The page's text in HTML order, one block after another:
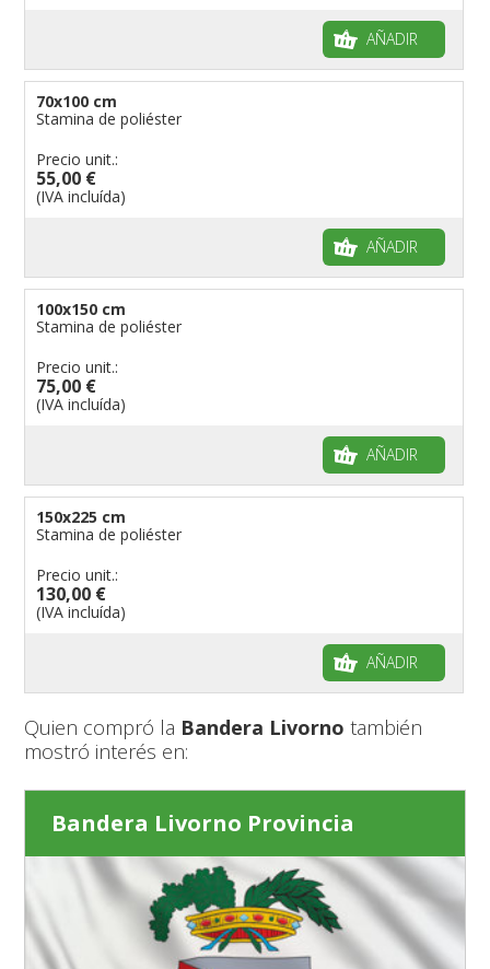
AÑADIR
70x100 cm
Stamina de poliéster
Precio unit.:
55,00 €
(IVA incluída)
AÑADIR
100x150 cm
Stamina de poliéster
Precio unit.:
75,00 €
(IVA incluída)
AÑADIR
150x225 cm
Stamina de poliéster
Precio unit.:
130,00 €
(IVA incluída)
AÑADIR
Quien compró la Bandera Livorno también
mostró interés en:
Bandera Livorno Provincia